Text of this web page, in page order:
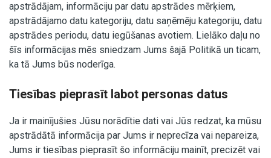
apstrādājam, informāciju par datu apstrādes mērķiem,
apstrādājamo datu kategoriju, datu saņēmēju kategoriju, datu
apstrādes periodu, datu iegūšanas avotiem. Lielāko daļu no
šīs informācijas mēs sniedzam Jums šajā Politikā un ticam,
ka tā Jums būs noderīga.
Tiesības pieprasīt labot personas datus
Ja ir mainījušies Jūsu norādītie dati vai Jūs redzat, ka mūsu
apstrādātā informācija par Jums ir neprecīza vai nepareiza,
Jums ir tiesības pieprasīt šo informāciju mainīt, precizēt vai